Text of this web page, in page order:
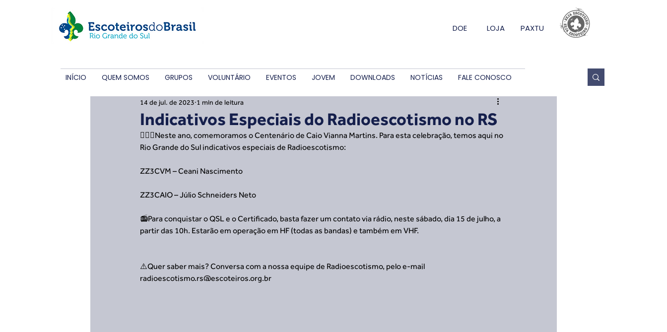
DOE LOJA PAXTU
INÍCIO QUEM SOMOS GRUPOS VOLUNTÁRIO EVENTOS JOVEM DOWNLOADS NOTÍCIAS FALE CONOSCO
Indicativos Especiais do Radioescotismo no RS
14 de jul. de 2023 1 min de leitura
🙋🏼‍♂️Neste ano, comemoramos o Centenário de Caio Vianna Martins. Para esta celebração, temos aqui no
Rio Grande do Sul indicativos especiais de Radioescotismo:
ZZ3CVM – Ceani Nascimento
ZZ3CAIO – Júlio Schneiders Neto
📻Para conquistar o QSL e o Certificado, basta fazer um contato via rádio, neste sábado, dia 15 de julho, a
partir das 10h. Estarão em operação em HF (todas as bandas) e também em VHF.
⚠️Quer saber mais? Conversa com a nossa equipe de Radioescotismo, pelo e-mail
radioescotismo.rs@escoteiros.org.br